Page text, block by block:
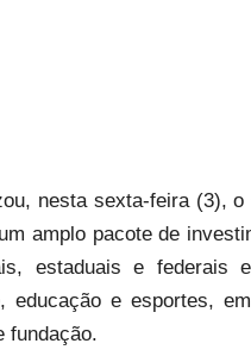
nesta sexta-feira (3), o
amplo pacote de
estaduais e federais
educação e esportes,
fundação.